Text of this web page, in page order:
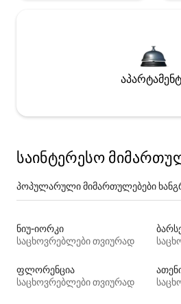
საინტერესო
პოპულარული მიმართულებები
ნიუ-იორკი
საცხოვრებლები თვიურად
ფლორენცია
საცხოვრებლები თვიურად